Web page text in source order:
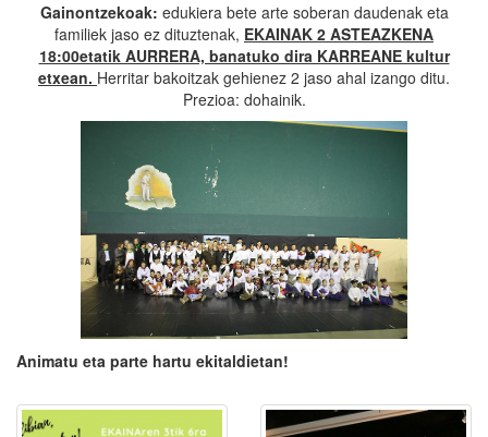
Gainontzekoak: edukiera bete arte soberan daudenak eta
familiek jaso ez dituztenak, EKAINAK 2 ASTEAZKENA
18:00etatik AURRERA, banatuko dira KARREANE kultur
etxean. Herritar bakoitzak gehienez 2 jaso ahal izango ditu.
Prezioa: dohainik.
Animatu eta parte hartu ekitaldietan!